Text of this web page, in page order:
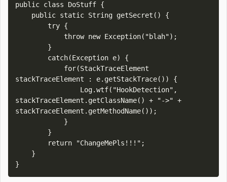
public class DoStuff {
stackTraceElement : e.getStackTrace()) {
stackTraceElement.getClassName() + "->" +
stackTraceElement.getMethodName());